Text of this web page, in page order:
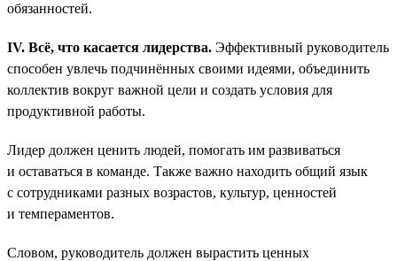
обязанностей.
IV. Всё, что касается лидерства. Эффективный руководитель
способен увлечь подчинённых своими идеями, объединить
коллектив вокруг важной цели и создать условия для
продуктивной работы.
Лидер должен ценить людей, помогать им развиваться
и оставаться в команде. Также важно находить общий язык
с сотрудниками разных возрастов, культур, ценностей
и темпераментов.
Словом, руководитель должен вырастить ценных